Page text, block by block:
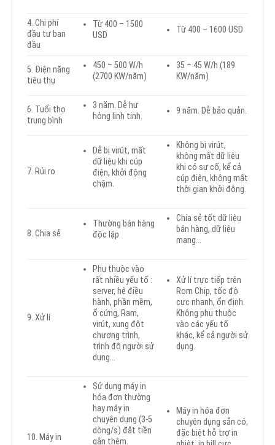
4. Chi phí
đầu tư ban
đầu
Từ 400 – 1500
USD
Từ 400 – 1600 USD
5. Điện năng
tiêu thụ
450 – 500 W/h
(2700 KW/năm)
35 – 45 W/h (189
KW/năm)
6. Tuổi thọ
trung bình
3 năm. Dễ hư
hỏng linh tinh.
9 năm. Dễ bảo quản.
7. Rủi ro
Dễ bị virút, mất
dữ liệu khi cúp
điện, khởi động
chậm.
Không bị virút,
không mất dữ liệu
khi có sự cố, kể cả
cúp điện, không mất
thời gian khởi động.
8. Chia sẻ
Thường bán hàng
độc lập
Chia sẻ tốt dữ liệu
bán hàng, dữ liệu
mạng…
9. Xử lí
Phụ thuộc vào
rất nhiều yếu tố :
server, hệ điều
hành, phần mềm,
ổ cứng, Ram,
virút, xung đột
chương trình,
trình độ người sử
dụng…
Xử lí trực tiếp trên
Rom Chip, tốc độ
cực nhanh, ổn định.
Không phụ thuộc
vào các yếu tố
khác, kể cả người sử
dụng.
10. Máy in
Sử dụng máy in
hóa đơn thường
hay máy in
chuyên dụng (3-5
dòng/s) đắt tiền
gắn thêm.
Máy in hóa đơn
chuyên dụng sẵn có,
đặc biệt hỗ trợ in